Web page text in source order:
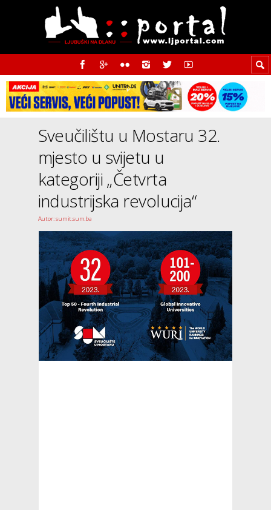
Sveučilištu u Mostaru 32.
mjesto u svijetu u
kategoriji „Četvrta
industrijska revolucija“
Autor: sumit.sum.ba